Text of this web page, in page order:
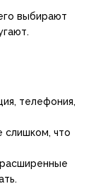
выбирают
телефония,
слишком, что